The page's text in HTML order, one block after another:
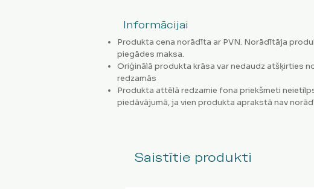
Informācijai
Produkta cena norādīta ar PVN. Norādītāja
piegādes maksa.
Oriģinālā produkta krāsa var nedaudz atšķirties
redzamās
Produkta attēlā redzamie fona priekšmeti
piedāvājumā, ja vien produkta aprakstā nav
Saistītie produkti